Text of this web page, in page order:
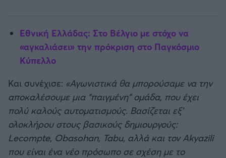
Εθνική Ελλάδας: Στο Βέλγιο με στόχο να
«αγκαλιάσει» την πρόκριση στο Παγκόσμιο
Κύπελλο
Και συνέχισε: «Αγωνιστικά θα μπορούσαμε να την
αποκαλέσουμε μια “παιγμένη” ομάδα, που έχει
πολύ καλούς αυτοματισμούς. Βασίζεται εξ’
ολοκλήρου στους βασικούς δημιουργούς:
Lecompte, Obasohan, Tabu, αλλά και τον Akyazili
που είναι ένα νέο πρόσωπο σε σχέση με το